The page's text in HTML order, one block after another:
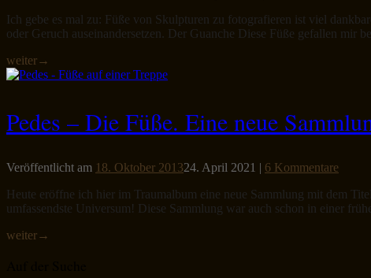
Ich gebe es mal zu: Füße von Skulpturen zu fotografieren ist viel
oder Geruch auseinandersetzen. Der Guanche Diese Füße gefallen
weiter→
Pedes – Die Füße. Eine neue
Veröffentlicht am 18. Oktober 201324. April 2021 | 6 Kommentare
Heute eröffne ich hier im Traumalbum eine neue Sammlung mit dem
umfassendste Universum! Diese Sammlung war auch schon in einer
weiter→